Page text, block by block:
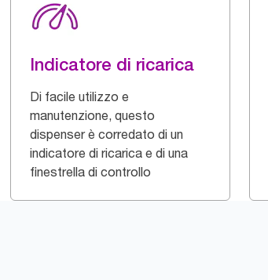
Indicatore di ricarica
Di facile utilizzo e
manutenzione, questo
dispenser è corredato di un
indicatore di ricarica e di una
finestrella di controllo